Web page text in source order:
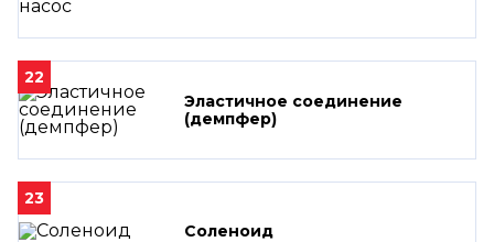
22
Эластичное соединение
(демпфер)
23
Соленоид